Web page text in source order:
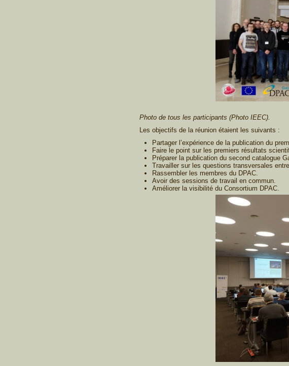
Photo de tous les participants (Photo IEEC).
Les objectifs de la réunion étaient les suivants :
Partager l’expérience de la publication du
Faire le point sur les premiers résultats
Préparer la publication du second catalogue
Travailler sur les questions transversales
Rassembler les membres du DPAC.
Avoir des sessions de travail en commun.
Améliorer la visibilité du Consortium DPAC.